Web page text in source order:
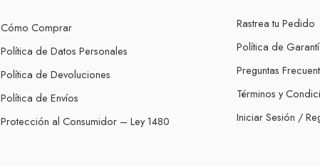
Cómo Comprar
Política de Datos Personales
Política de Devoluciones
Política de Envíos
Protección al Consumidor – Ley 1480
Rastrea tu Pedido
Política de
Preguntas
Términos y
Iniciar Sesión /